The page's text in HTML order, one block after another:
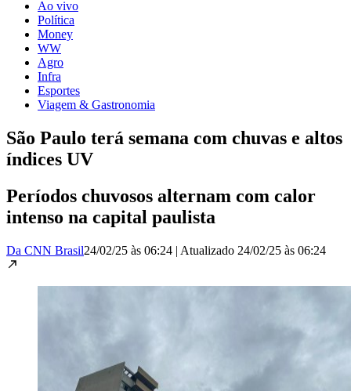
Ao vivo
Política
Money
WW
Agro
Infra
Esportes
Viagem & Gastronomia
São Paulo terá semana com chuvas e altos
índices UV
Períodos chuvosos alternam com calor
intenso na capital paulista
Da CNN Brasil24/02/25 às 06:24 | Atualizado 24/02/25 às 06:24